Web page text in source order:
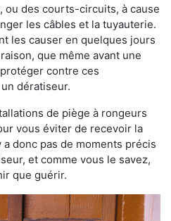
ou des courts-circuits, à cause
les câbles et la tuyauterie.
les causer en quelques jours
que même avant une
contre ces
dératiseur.
de piège à rongeurs
vous éviter de recevoir la
a donc pas de moments précis
et comme vous le savez,
que guérir.